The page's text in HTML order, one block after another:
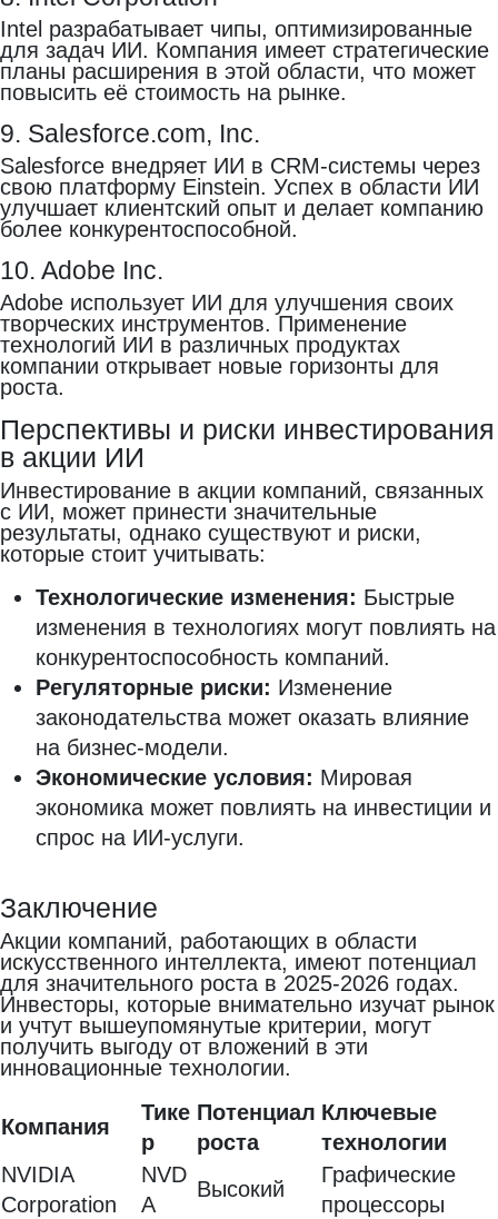
Intel разрабатывает чипы, оптимизированные
для задач ИИ. Компания имеет стратегические
планы расширения в этой области, что может
повысить её стоимость на рынке.
9. Salesforce.com, Inc.
Salesforce внедряет ИИ в CRM-системы через
свою платформу Einstein. Успех в области ИИ
улучшает клиентский опыт и делает компанию
более конкурентоспособной.
10. Adobe Inc.
Adobe использует ИИ для улучшения своих
творческих инструментов. Применение
технологий ИИ в различных продуктах
компании открывает новые горизонты для
роста.
Перспективы и риски инвестирования
в акции ИИ
Инвестирование в акции компаний, связанных
с ИИ, может принести значительные
результаты, однако существуют и риски,
которые стоит учитывать:
Технологические изменения: Быстрые
изменения в технологиях могут повлиять на
конкурентоспособность компаний.
Регуляторные риски: Изменение
законодательства может оказать влияние
на бизнес-модели.
Экономические условия: Мировая
экономика может повлиять на инвестиции и
спрос на ИИ-услуги.
Заключение
Акции компаний, работающих в области
искусственного интеллекта, имеют потенциал
для значительного роста в 2025-2026 годах.
Инвесторы, которые внимательно изучат рынок
и учтут вышеупомянутые критерии, могут
получить выгоду от вложений в эти
инновационные технологии.
Компания
Тике
р
Потенциал
роста
Ключевые
технологии
NVIDIA
Corporation
NVD
A
Высокий
Графические
процессоры